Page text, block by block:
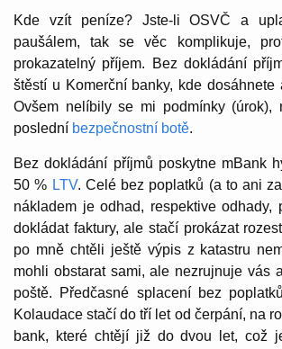
Kde vzít peníze? Jste-li OSVČ a
paušálem, tak se věc komplikuje,
prokazatelný příjem. Bez dokládání
štěstí u Komerční banky, kde dosáhnete
Ovšem nelíbily se mi podmínky (úrok),
poslední bezpečnostní botě.
Bez dokládání příjmů poskytne mBank
50 % LTV. Celé bez poplatků (a to ani
nákladem je odhad, respektive odhady,
dokládat faktury, ale stačí prokázat
po mně chtěli ještě výpis z katastru
mohli obstarat sami, ale nezrujnuje vás
poště. Předčasné splacení bez
Kolaudace stačí do tří let od čerpání, na
bank, které chtějí již do dvou let, což